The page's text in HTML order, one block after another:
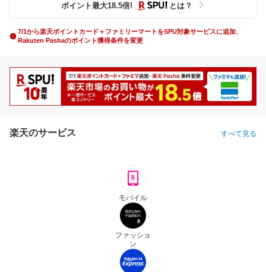
ポイント最大18.5倍! とは？
7/1から楽天ポイントカード＋ファミリーマートをSPU対象サービスに追加、
Rakuten Pashaのポイント獲得条件を変更
楽天のサービス すべて見る
モバイル
ファッショ
ン